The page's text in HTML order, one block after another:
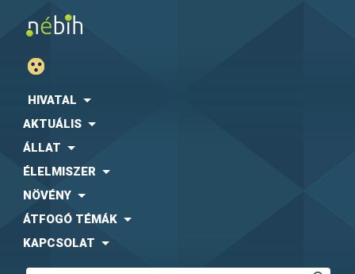
HIVATAL
AKTUÁLIS
ÁLLAT
ÉLELMISZER
NÖVÉNY
ÁTFOGÓ TÉMÁK
KAPCSOLAT